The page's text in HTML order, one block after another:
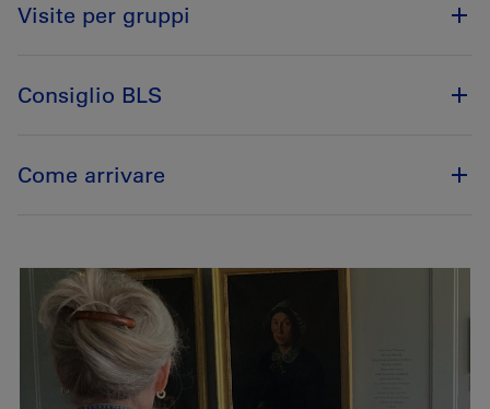
Visite per gruppi
Consiglio BLS
Come arrivare